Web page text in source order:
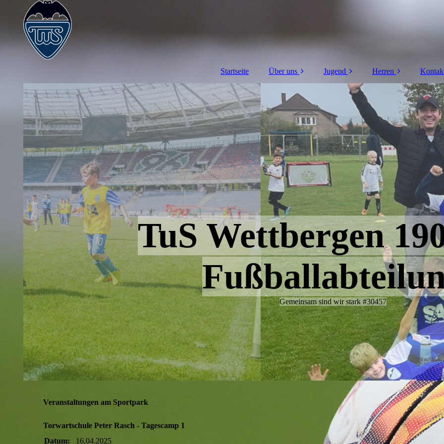
Startseite Über uns
Mitglied werden
Trainingszeiten
Galerie
Jugend
Sponsoren (Jugend)
B - Jugend U17
C - Jugend U15
C - Jugend U14
D - Jugend U13
D - Jugend U12 I
D - Jugend U12 II
E - Jugend U11
E - Jugend U11 II
E - Jugend U10 I + II
F - Jugend U9 I + II
F - Jugend U8 I + II
F - Jugend U8 III
G - Jugend U7 I + II
G - Jugend U6 I
Vorschule U5
(Jahrgang 2020)
Herren
Sponsoren (Herren)
1. Herren
2. Herren
Ü60
TuS Wettbergen
Gemeinsam sind wir stark #30457
Veranstaltungen am Sportpark
Torwartschule Peter Rasch - Tagescamp 1
Datum:
16.04.2025